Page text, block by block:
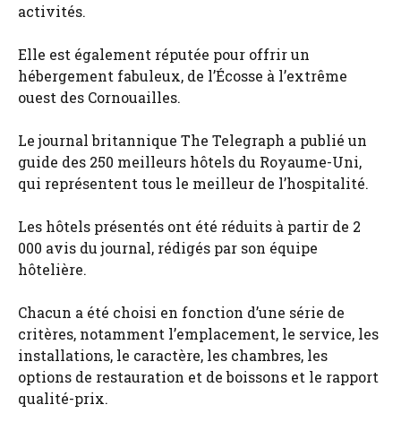
activités.
Elle est également réputée pour offrir un
hébergement fabuleux, de l’Écosse à l’extrême
ouest des Cornouailles.
Le journal britannique The Telegraph a publié un
guide des 250 meilleurs hôtels du Royaume-Uni,
qui représentent tous le meilleur de l’hospitalité.
Les hôtels présentés ont été réduits à partir de 2
000 avis du journal, rédigés par son équipe
hôtelière.
Chacun a été choisi en fonction d’une série de
critères, notamment l’emplacement, le service, les
installations, le caractère, les chambres, les
options de restauration et de boissons et le rapport
qualité-prix.